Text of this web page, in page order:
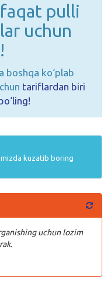
pulli
uchun
boshqa ko‘plab
tariflardan biri
kuzatib boring
uchun lozim